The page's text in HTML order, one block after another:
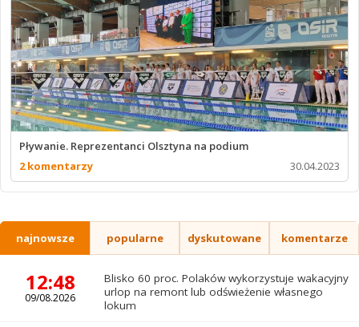
Pływanie. Reprezentanci Olsztyna na podium
2 komentarzy
30.04.2023
najnowsze popularne dyskutowane komentarze
12:48
09/08.2026
Blisko 60 proc. Polaków wykorzystuje wakacyjny
urlop na remont lub odświeżenie własnego
lokum